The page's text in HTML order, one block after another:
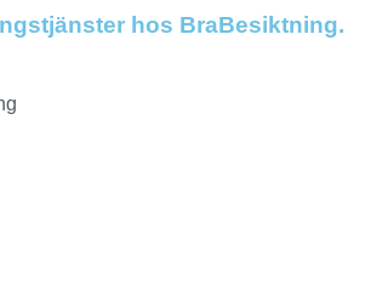
hos BraBesiktning.